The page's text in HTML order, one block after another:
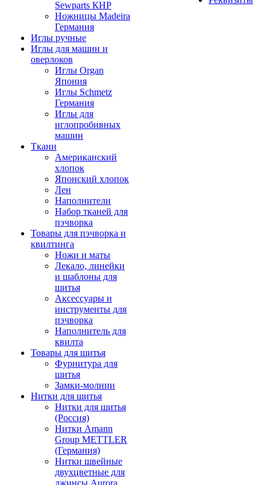
Sewparts КНР
Ножницы Madeira
Германия
Иглы ручные
Иглы для машин и
оверлоков
Иглы Organ
Япония
Иглы Schmetz
Германия
Иглы для
иглопробивных
машин
Ткани
Американский
хлопок
Японский хлопок
Лен
Наполнители
Набор тканей для
пэчворка
Товары для пэчворка и
квилтинга
Ножи и маты
Лекало, линейки
и шаблоны для
шитья
Аксессуары и
инструменты для
пэчворка
Наполнитель для
квилта
Товары для шитья
Фурнитура для
шитья
Замки-молнии
Нитки для шитья
Нитки для шитья
(Россия)
Нитки Amann
Group METTLER
(Германия)
Нитки швейные
двухцветные для
джинсы Aurora